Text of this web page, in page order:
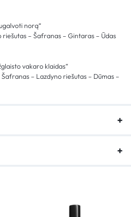
norą“
riešutas – Šafranas – Gintaras – Ūdas
vakaro klaidas“
– Lazdyno riešutas – Dūmas –